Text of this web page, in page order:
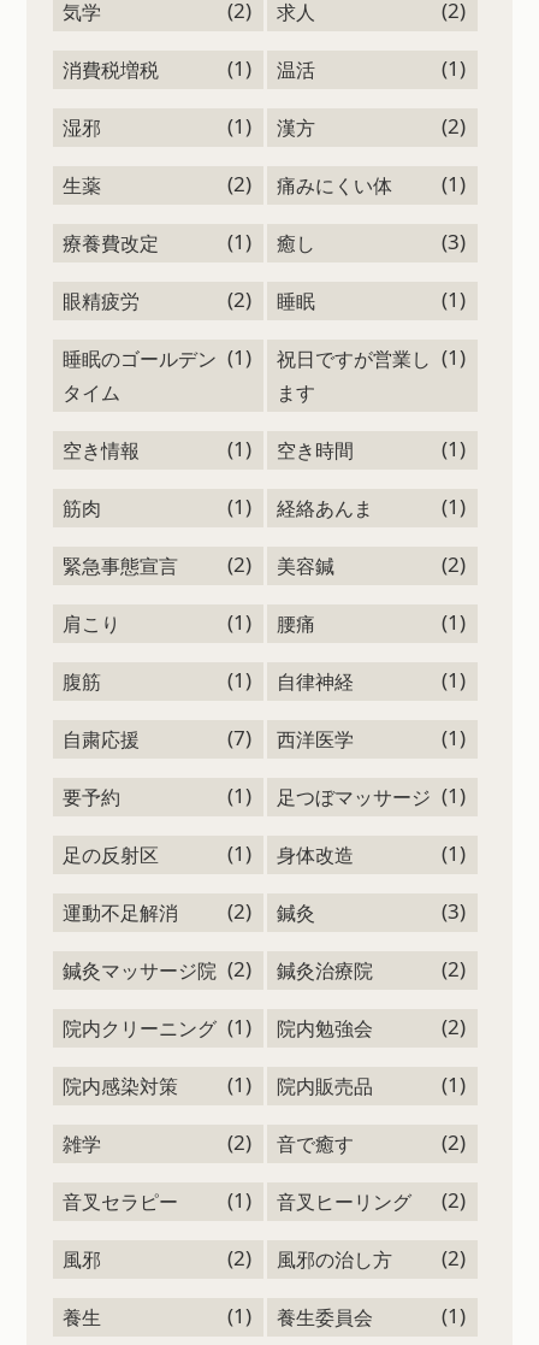
気学 (2) 求人 (2)
消費税増税 (1) 温活 (1)
湿邪 (1) 漢方 (2)
生薬 (2) 痛みにくい体 (1)
療養費改定 (1) 癒し (3)
眼精疲労 (2) 睡眠 (1)
睡眠のゴールデン
タイム
(1)
祝日ですが営業し
ます
(1)
空き情報 (1) 空き時間 (1)
筋肉 (1) 経絡あんま (1)
緊急事態宣言 (2) 美容鍼 (2)
肩こり (1) 腰痛 (1)
腹筋 (1) 自律神経 (1)
自粛応援 (7) 西洋医学 (1)
要予約 (1) 足つぼマッサージ (1)
足の反射区 (1) 身体改造 (1)
運動不足解消 (2) 鍼灸 (3)
鍼灸マッサージ院 (2) 鍼灸治療院 (2)
院内クリーニング (1) 院内勉強会 (2)
院内感染対策 (1) 院内販売品 (1)
雑学 (2) 音で癒す (2)
音叉セラピー (1) 音叉ヒーリング (2)
風邪 (2) 風邪の治し方 (2)
養生 (1) 養生委員会 (1)